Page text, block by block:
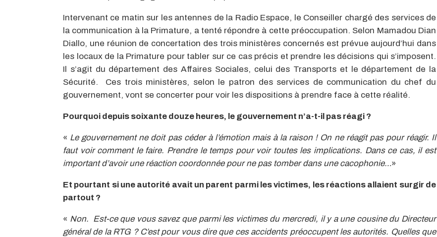
Intervenant ce matin sur les antennes de la Radio Espace, le Conseiller chargé des services de
la communication à la Primature, a tenté répondre à cette préoccupation. Selon Mamadou Dian
Diallo, une réunion de concertation des trois ministères concernés est prévue aujourd’hui dans
les locaux de la Primature pour tabler sur ce cas précis et prendre les décisions qui s’imposent.
Il s’agit du département des Affaires Sociales, celui des Transports et le département de la
Sécurité. Ces trois ministères, selon le patron des services de communication du chef du
gouvernement, vont se concerter pour voir les dispositions à prendre face à cette réalité.
Pourquoi depuis soixante douze heures, le gouvernement n’a-t-il pas réagi ?
« Le gouvernement ne doit pas céder à l’émotion mais à la raison ! On ne réagit pas pour réagir. Il
faut voir comment le faire. Prendre le temps pour voir toutes les implications. Dans ce cas, il est
important d’avoir une réaction coordonnée pour ne pas tomber dans une cacophonie…»
Et pourtant si une autorité avait un parent parmi les victimes, les réactions allaient surgir de
partout ?
« Non. Est-ce que vous savez que parmi les victimes du mercredi, il y a une cousine du Directeur
général de la RTG ? C’est pour vous dire que ces accidents préoccupent les autorités. Quelles que